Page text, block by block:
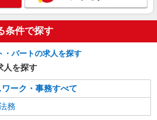
条件で探す
・パートの求人を探す
人を探す
ーク・事務すべて
務